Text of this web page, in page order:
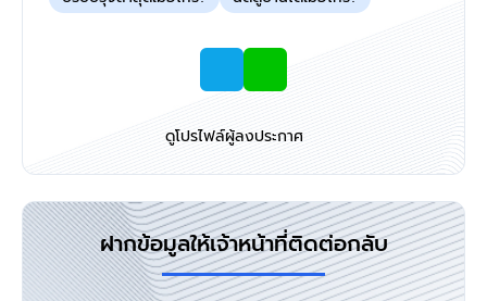
ดูโปรไฟล์ผู้ลงประกาศ
ฝากข้อมูลให้เจ้าหน้าที่ติดต่อกลับ